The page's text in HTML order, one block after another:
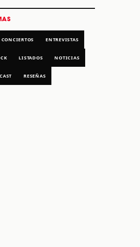
CONCIERTOS ENTREVISTAS
LISTADOS NOTICIAS
RESEÑAS